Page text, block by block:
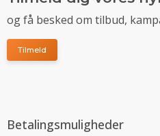
og få besked om tilbud,
Tilmeld
Betalingsmuligheder